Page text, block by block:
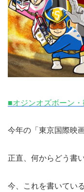
■オジンオズボーン・
今年の「東京国際映
正直、何からどう書
今、これを書いてい